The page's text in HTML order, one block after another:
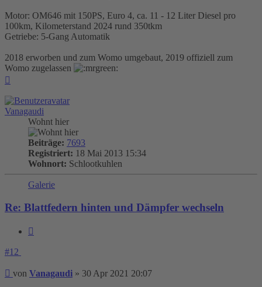
Motor: OM646 mit 150PS, Euro 4, ca. 11 - 12 Liter Diesel pro
100km, Kilometerstand 2024 rund 350tkm
Getriebe: 5-Gang Automatik
2018 erworben und zum Womo umgebaut, 2019 offiziell zum
Womo zugelassen
Vanagaudi
Wohnt hier
Beiträge: 7693
Registriert: 18 Mai 2013 15:34
Wohnort: Schlootkuhlen
Galerie
Re: Blattfedern hinten und Dämpfer wechseln
#12
Beitrag
von Vanagaudi » 30 Apr 2021 20:07